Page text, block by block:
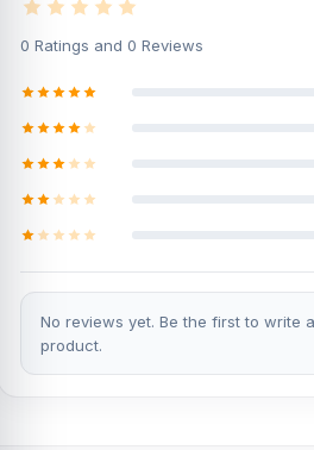
0 Ratings and 0 Reviews
No reviews yet. Be the first to write
product.